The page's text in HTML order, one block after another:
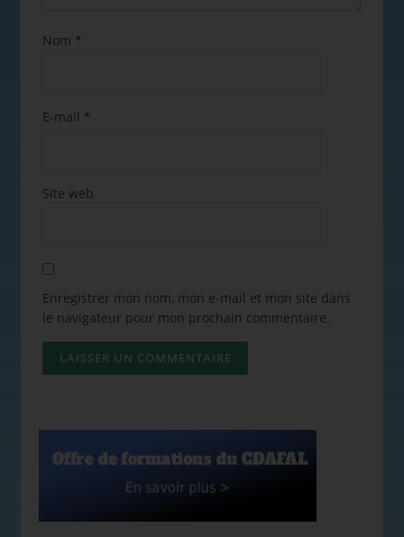
Nom *
E-mail *
Site web
Enregistrer mon nom, mon e-mail et mon site dans
le navigateur pour mon prochain commentaire.